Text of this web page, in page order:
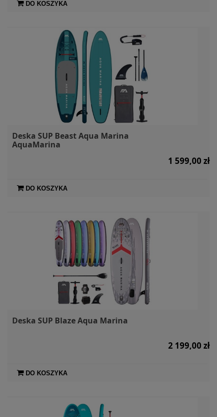
DO KOSZYKA
Deska SUP Beast Aqua Marina
AquaMarina
1 599,00 zł
DO KOSZYKA
Deska SUP Blaze Aqua Marina
2 199,00 zł
DO KOSZYKA